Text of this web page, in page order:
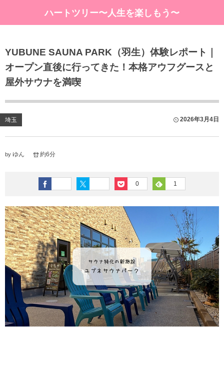
ハートツリー〜人生を楽しもう〜
YUBUNE SAUNA PARK（羽生）体験レポート｜
オープン直後に行ってきた！本格アウフグースと
屋外サウナを満喫
埼玉 2026年3月4日
by ゆん 約6分
0 1